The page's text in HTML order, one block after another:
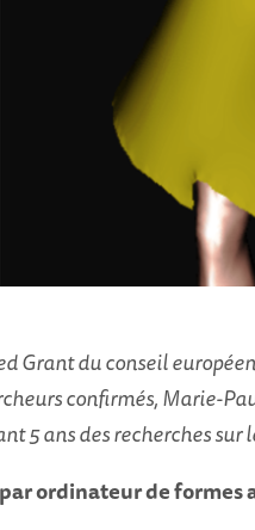
Grant du conseil
confirmés, Marie-
5 ans des recherches
ordinateur de formes